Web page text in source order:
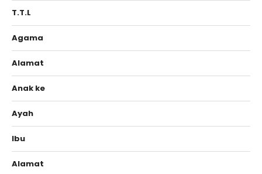
T.T.L
Agama
Alamat
Anak ke
Ayah
Ibu
Alamat